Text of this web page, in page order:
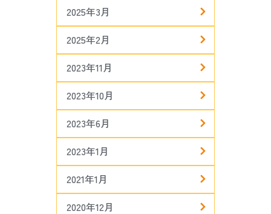
2025年3月
2025年2月
2023年11月
2023年10月
2023年6月
2023年1月
2021年1月
2020年12月